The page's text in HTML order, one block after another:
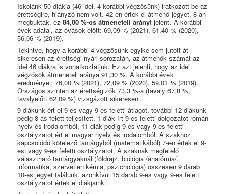
Iskolánk 50 diákja (46 idei, 4 korábbi végzősünk) iratkozott be az
érettségire, hiányzó nem volt. 42-en értek el átmenő jegyet, 8-an
megbuktak, ez84,00 %-os átmeneteli arányt jelent. A korábbi
évek adatai, az óvások előtt: 69,09 % (2021), 61,40 % (2020),
56,06 % (2019).
Tekintve, hogy a korábbi 4 végzősünk egyike sem jutott át
sikeresen az érettségi nyári sorozatán, az átmenők számát az
idei 46 diákra is vonatkoztatjuk. Ez azt jelenti, hogy az idei
végzősök átmeneteli aránya 91,30 %. A korábbi évek
eredményei: 76,00 % (2021), 72,09 % (2020), 59,01 % (2019).
Országos szinten az érettségizők 73,3 %-a (tavaly 67,8 %,
tavalyelőtt 62,09 %) vizsgázott sikeresen.
9 diákunk ért el 9-es vagy 9-es feletti átlagot, további 12 diákunk
pedig 8-as felett teljesített. 1 diák írt 9-es feletti dolgozatot román
nyelv és irodalomból, 11 diák pedig 9-es vagy 9-es feletti
osztályzatot ért el magyar nyelv és irodalomból. A szakhoz
kapcsolódó kötelező tantárgyból (matematikából) 7-en értek el 9-
est vagy 9-es feletti osztályzatot. A szaknak megfelelő
választható tantárgyaknál (földrajz, biológia /anatómia/,
informatika, szervetlen kémia, pszichológia) összesen 9 darab
10-es jegyet találunk, azonkívül 15 darab 9-es vagy 9-es feletti
osztályzatot értek el diákjaink.